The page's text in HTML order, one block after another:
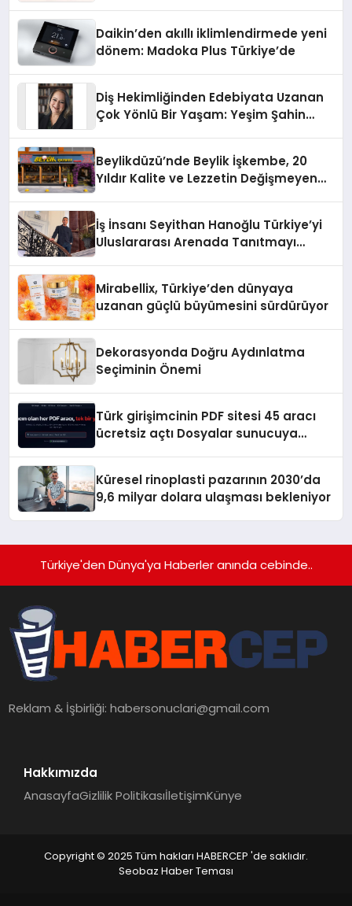
Daikin’den akıllı iklimlendirmede yeni
dönem: Madoka Plus Türkiye’de
Diş Hekimliğinden Edebiyata Uzanan
Çok Yönlü Bir Yaşam: Yeşim Şahin
Beylikdüzü’nde Beylik İşkembe, 20
Yıldır Kalite ve Lezzetin Değişmeyen
İş İnsanı Seyithan Hanoğlu Türkiye’yi
Uluslararası Arenada Tanıtmayı
Mirabellix, Türkiye’den dünyaya
uzanan güçlü büyümesini sürdürüyor
Dekorasyonda Doğru Aydınlatma
Seçiminin Önemi
Türk girişimcinin PDF sitesi 45 aracı
ücretsiz açtı Dosyalar sunucuya
Küresel rinoplasti pazarının 2030’da
9,6 milyar dolara ulaşması bekleniyor
Türkiye'den Dünya'ya Haberler anında cebinde..
Reklam & İşbirliği:habersonuclari@gmail.com
Hakkımızda
AnasayfaGizlilik PolitikasıİletişimKünye
Copyright © 2025 Tüm hakları HABERCEP 'de saklıdır.
Seobaz Haber Teması